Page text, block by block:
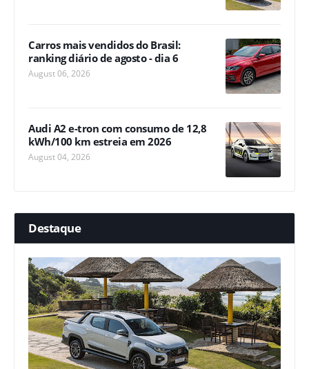
Carros mais vendidos do Brasil:
ranking diário de agosto - dia 6
August 06, 2026
Audi A2 e-tron com consumo de 12,8
kWh/100 km estreia em 2026
August 04, 2026
Destaque